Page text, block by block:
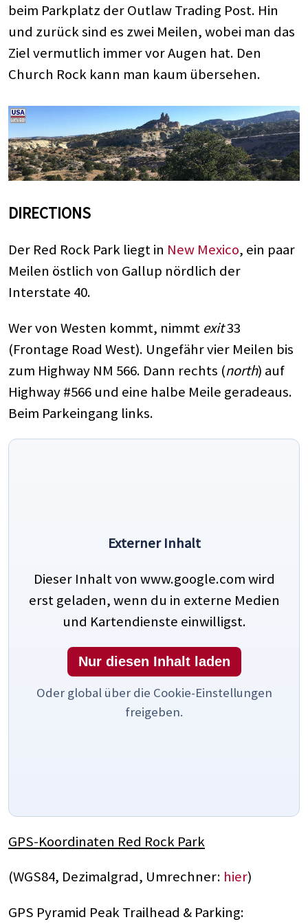
beim Parkplatz der Outlaw Trading Post. Hin
und zurück sind es zwei Meilen, wobei man das
Ziel vermutlich immer vor Augen hat. Den
Church Rock kann man kaum übersehen.
DIRECTIONS
Der Red Rock Park liegt in New Mexico, ein paar
Meilen östlich von Gallup nördlich der
Interstate 40.
Wer von Westen kommt, nimmt exit33
(Frontage Road West). Ungefähr vier Meilen bis
zum Highway NM 566. Dann rechts (north) auf
Highway #566 und eine halbe Meile geradeaus.
Beim Parkeingang links.
Externer Inhalt
Dieser Inhalt von www.google.com wird
erst geladen, wenn du in externe Medien
und Kartendienste einwilligst.
Nur diesen Inhalt laden
Oder global über die Cookie-Einstellungen
freigeben.
GPS-Koordinaten Red Rock Park
(WGS84, Dezimalgrad, Umrechner: hier)
GPS Pyramid Peak Trailhead & Parking: